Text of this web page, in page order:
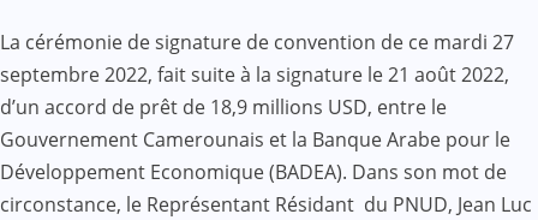
La cérémonie de signature de convention de ce mardi 27
septembre 2022, fait suite à la signature le 21 août 2022,
d’un accord de prêt de 18,9 millions USD, entre le
Gouvernement Camerounais et la Banque Arabe pour le
Développement Economique (BADEA). Dans son mot de
circonstance, le Représentant Résidant du PNUD, Jean Luc